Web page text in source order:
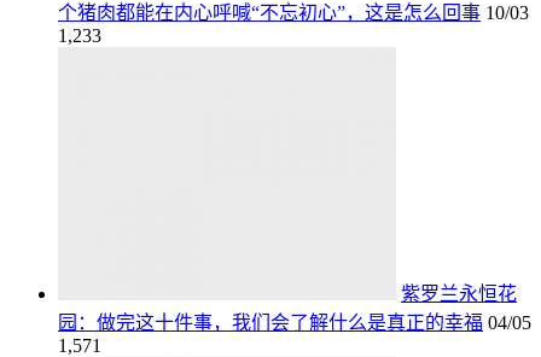
个猪肉都能在内心呼喊“不忘初心”，这是怎么回事 10/03
1,233
紫罗兰永恒花
园：做完这十件事，我们会了解什么是真正的幸福 04/05
1,571